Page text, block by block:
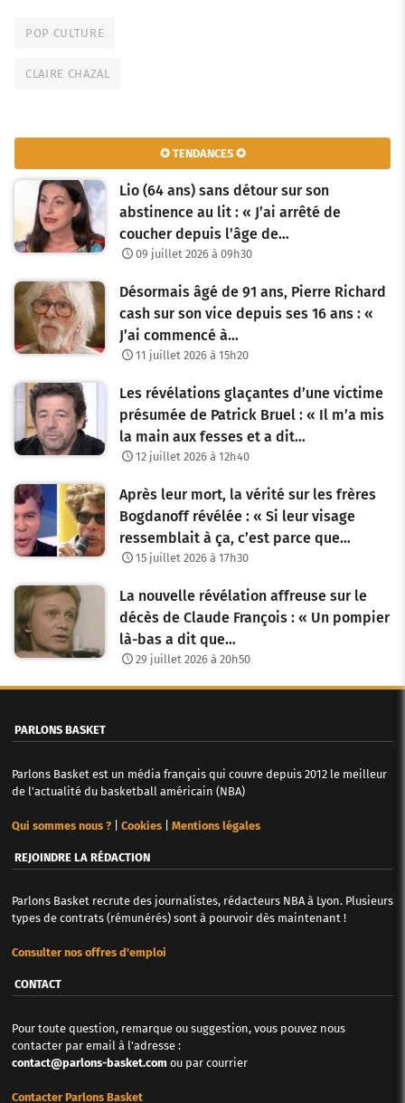
POP CULTURE
CLAIRE CHAZAL
✪ TENDANCES ✪
Lio (64 ans) sans détour sur son
abstinence au lit : « J’ai arrêté de
coucher depuis l’âge de…
09 juillet 2026 à 09h30
Désormais âgé de 91 ans, Pierre Richard
cash sur son vice depuis ses 16 ans : «
J’ai commencé à…
11 juillet 2026 à 15h20
Les révélations glaçantes d’une victime
présumée de Patrick Bruel : « Il m’a mis
la main aux fesses et a dit…
12 juillet 2026 à 12h40
Après leur mort, la vérité sur les frères
Bogdanoff révélée : « Si leur visage
ressemblait à ça, c’est parce que…
15 juillet 2026 à 17h30
La nouvelle révélation affreuse sur le
décès de Claude François : « Un pompier
là-bas a dit que…
29 juillet 2026 à 20h50
PARLONS BASKET
Parlons Basket est un média français qui couvre depuis 2012 le meilleur
de l'actualité du basketball américain (NBA)
Qui sommes nous ?| Cookies| Mentions légales
REJOINDRE LA RÉDACTION
Parlons Basket recrute des journalistes, rédacteurs NBA à Lyon. Plusieurs
types de contrats (rémunérés) sont à pourvoir dès maintenant !
Consulter nos offres d'emploi
CONTACT
Pour toute question, remarque ou suggestion, vous pouvez nous
contacter par email à l'adresse :
contact@parlons-basket.com ou par courrier
Contacter Parlons Basket